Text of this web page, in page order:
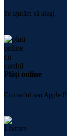
Te ajutăm să alegi
Plăți online
Cu cardul sau Apple